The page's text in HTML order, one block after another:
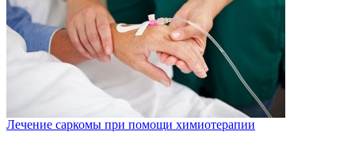
Лечение саркомы при помощи химиотерапии